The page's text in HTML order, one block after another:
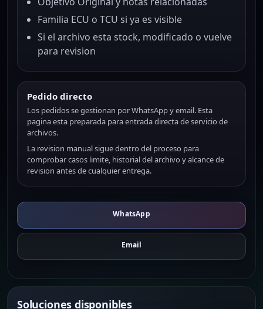
Familia ECU o TCU si ya es visible
Si el archivo esta stock, modificado o vuelve
para revision
Pedido directo
Los pedidos se gestionan por WhatsApp y email. Esta
pagina esta preparada para entrada directa de servicio de
archivos.
La revision manual sigue dentro del proceso para
comprobar casos limite, historial del archivo y alcance de
revision antes de cualquier entrega.
WhatsApp
Email
Soluciones disponibles